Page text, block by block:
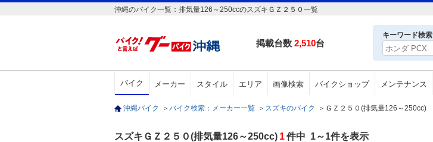
沖縄のバイク一覧：排気量126～250ccのスズキＧＺ２５０一覧
掲載台数 2,510台
キーワード検索
バイク メーカー スタイル エリア 画像検索 バイクショップ メンテナンス
沖縄バイク ＞ バイク検索：メーカー一覧 ＞ スズキのバイク ＞ ＧＺ２５０(排気量126～250cc)
スズキＧＺ２５０(排気量126～250cc) 1件中 1～1件を表示